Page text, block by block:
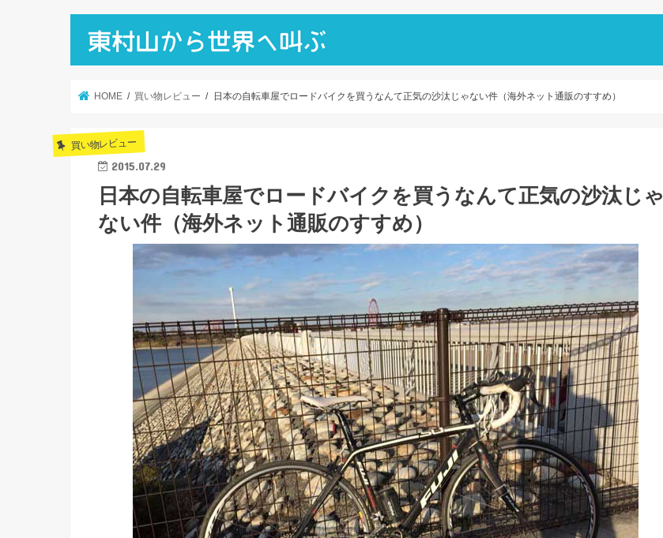
HOME 買い物レビュー 日本の自転車屋でロードバイクを買うなんて正気の沙汰じゃない件（海外ネット通販のすすめ）
買い物レビュー
2015.07.29
日本の自転車屋でロードバイクを買うなんて正気の沙汰じゃ
ない件（海外ネット通販のすすめ）